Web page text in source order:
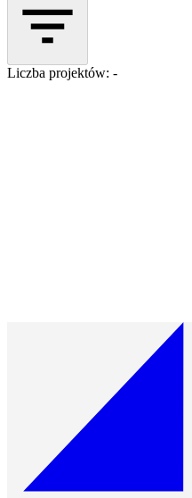
Liczba projektów: -